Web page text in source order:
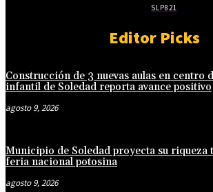
SLP821
Editor Picks
Construcción de 3 nuevas aulas en centro
infantil de Soledad reporta avance positivo
agosto 9, 2026
Municipio de Soledad proyecta su riqueza
feria nacional potosina
agosto 9, 2026